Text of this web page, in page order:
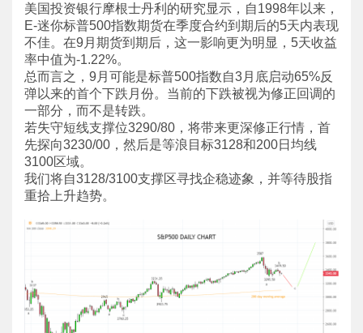
美国投资银行摩根士丹利的研究显示，自1998年以来，
E-迷你标普500指数期货在季度合约到期后的5天内表现
不佳。在9月期货到期后，这一影响更为明显，5天收益
率中值为-1.22%。
总而言之，9月可能是标普500指数自3月底启动65%反
弹以来的首个下跌月份。当前的下跌被视为修正回调的
一部分，而不是转跌。
若失守短线支撑位3290/80，将带来更深修正行情，首
先探向3230/00，然后是等浪目标3128和200日均线
3100区域。
我们将自3128/3100支撑区寻找企稳迹象，并等待股指
重拾上升趋势。